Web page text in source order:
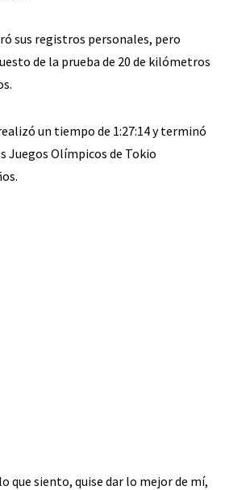
sus registros personales, pero
de la prueba de 20 de kilómetros
un tiempo de 1:27:14 y terminó
Juegos Olímpicos de Tokio
que siento, quise dar lo mejor de mí,